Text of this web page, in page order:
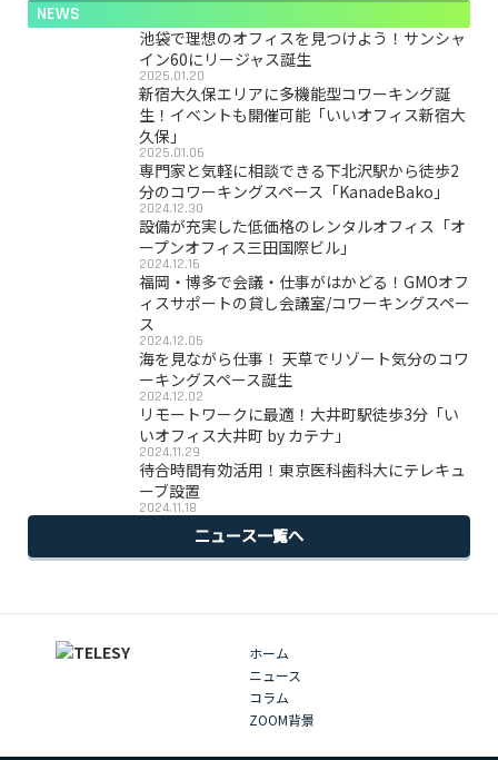
NEWS
池袋で理想のオフィスを見つけよう！サンシャ
イン60にリージャス誕生
2025.01.20
新宿大久保エリアに多機能型コワーキング誕
生！イベントも開催可能「いいオフィス新宿大
久保」
2025.01.06
専門家と気軽に相談できる下北沢駅から徒歩2
分のコワーキングスペース「KanadeBako」
2024.12.30
設備が充実した低価格のレンタルオフィス「オ
ープンオフィス三田国際ビル」
2024.12.16
福岡・博多で会議・仕事がはかどる！GMOオフ
ィスサポートの貸し会議室/コワーキングスペー
ス
2024.12.05
海を見ながら仕事！ 天草でリゾート気分のコワ
ーキングスペース誕生
2024.12.02
リモートワークに最適！大井町駅徒歩3分「い
いオフィス大井町 by カテナ」
2024.11.29
待合時間有効活用！東京医科歯科大にテレキュ
ーブ設置
2024.11.18
ニュース一覧へ
ホーム
ニュース
コラム
ZOOM背景